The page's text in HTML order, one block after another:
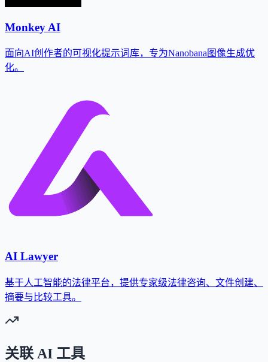
Monkey AI
面向AI创作者的可视化提示词库，专为Nanobana图像生成优
化。
AI Lawyer
基于人工智能的法律平台，提供专家级法律咨询、文件创建、
摘要与比较工具。
关联 AI 工具